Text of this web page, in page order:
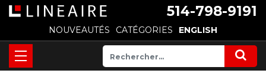
514-798-9191
NOUVEAUTÉS CATÉGORIES ENGLISH